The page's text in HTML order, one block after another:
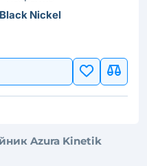
Black Nickel
Azura Kinetik